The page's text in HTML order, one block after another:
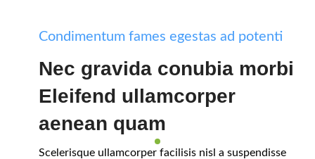
Condimentum fames egestas ad potenti
Nec gravida conubia morbi
Eleifend ullamcorper
aenean quam
Scelerisque ullamcorper facilisis nisl a suspendisse